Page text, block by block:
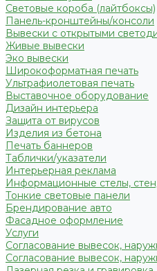
Световые короба (лайтбоксы)
Панель-кронштейны/консоли
Вывески с открытыми
Живые вывески
Эко вывески
Широкоформатная печать
Ультрафиолетовая печать
Выставочное оборудование
Дизайн интерьера
Защита от вирусов
Изделия из бетона
Печать баннеров
Таблички/указатели
Интерьерная реклама
Информационные стелы,
Тонкие световые панели
Брендирование авто
Фасадное оформление
Услуги
Согласование вывесок,
Согласование вывесок,